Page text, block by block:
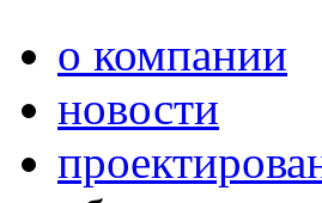
о компании
новости